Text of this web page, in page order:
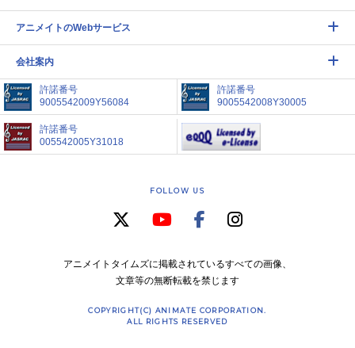
アニメイトのWebサービス
会社案内
許諾番号
9005542009Y56084
許諾番号
9005542008Y30005
許諾番号
005542005Y31018
FOLLOW US
アニメイトタイムズに掲載されているすべての画像、
文章等の無断転載を禁じます
COPYRIGHT(C) ANIMATE CORPORATION.
ALL RIGHTS RESERVED